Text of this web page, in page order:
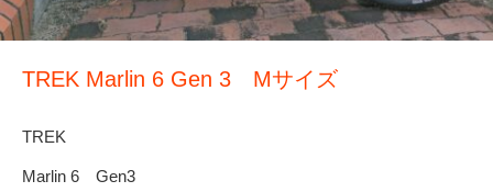
TREK Marlin 6 Gen 3 Mサイズ
TREK
Marlin 6 Gen3